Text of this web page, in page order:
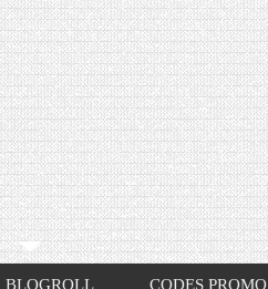
BLOGROLL CODES PROMO